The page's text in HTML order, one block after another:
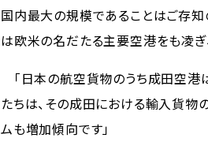
国内最大の規模であることはご存知
は欧米の名だたる主要空港をも凌ぎ
「日本の航空貨物のうち成田空港
たちは、その成田における輸入貨物
ムも増加傾向です」